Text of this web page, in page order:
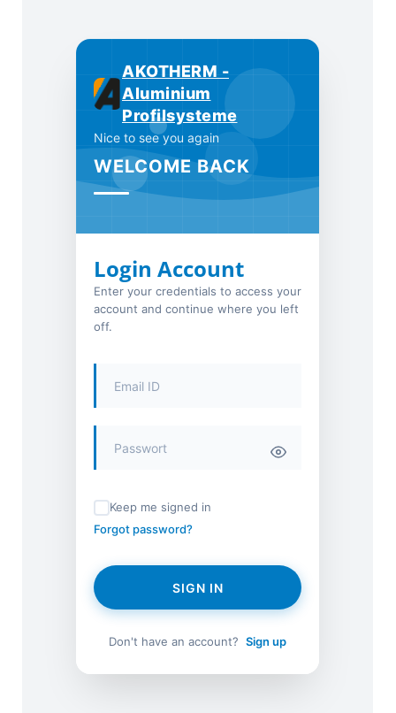
AKOTHERM -
Aluminium
Profilsysteme
Nice to see you again
WELCOME BACK
Login Account
Enter your credentials to access your
account and continue where you left
off.
Keep me signed in
Forgot password?
SIGN IN
Don't have an account? Sign up